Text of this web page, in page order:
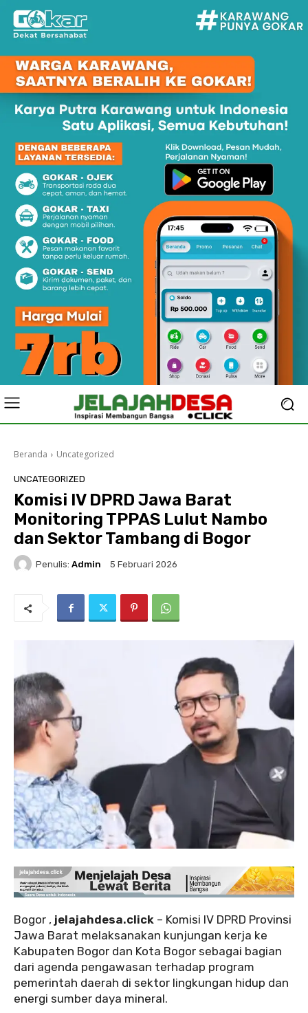
Beranda Uncategorized
UNCATEGORIZED
Komisi IV DPRD Jawa Barat
Monitoring TPPAS Lulut Nambo
dan Sektor Tambang di Bogor
Penulis: Admin 5 Februari 2026
‎Bogor , jelajahdesa.click – Komisi IV DPRD Provinsi
Jawa Barat melaksanakan kunjungan kerja ke
Kabupaten Bogor dan Kota Bogor sebagai bagian
dari agenda pengawasan terhadap program
pemerintah daerah di sektor lingkungan hidup dan
energi sumber daya mineral.